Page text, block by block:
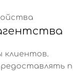
клиентов.